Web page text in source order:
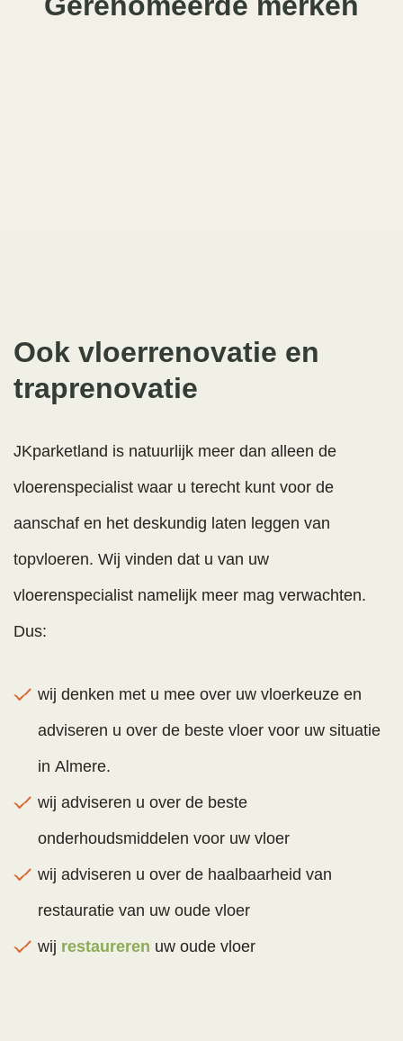
Ook vloerrenovatie en
traprenovatie
JKparketland is natuurlijk meer dan alleen de
vloerenspecialist waar u terecht kunt voor de
aanschaf en het deskundig laten leggen van
topvloeren. Wij vinden dat u van uw
vloerenspecialist namelijk meer mag verwachten.
Dus:
wij denken met u mee over uw vloerkeuze en
adviseren u over de beste vloer voor uw situatie
in Almere.
wij adviseren u over de beste
onderhoudsmiddelen voor uw vloer
wij adviseren u over de haalbaarheid van
restauratie van uw oude vloer
wij restaureren uw oude vloer